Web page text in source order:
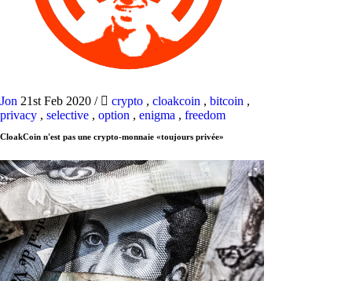
Jon 21st Feb 2020 / crypto , cloakcoin , bitcoin ,
privacy , selective , option , enigma , freedom
CloakCoin n'est pas une crypto-monnaie «toujours privée»